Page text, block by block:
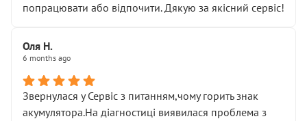
попрацювати або відпочити. Дякую за якісний сервіс!
Оля Н.
6 months ago
Звернулася у Сервіс з питанням,чому горить знак
акумулятора.На діагностиці виявилася проблема з